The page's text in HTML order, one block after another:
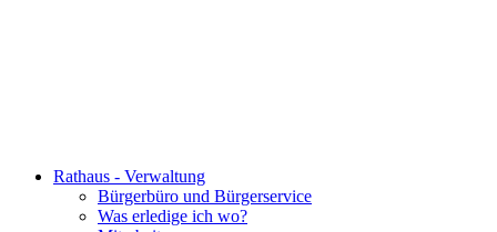
Rathaus - Verwaltung
Bürgerbüro und Bürgerservice
Was erledige ich wo?